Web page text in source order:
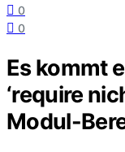
0
0
Es kommt
‘require
Modul-